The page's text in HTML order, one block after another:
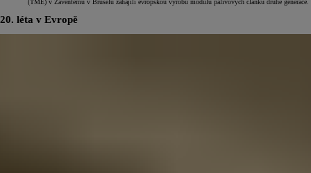
20. léta v Evropě